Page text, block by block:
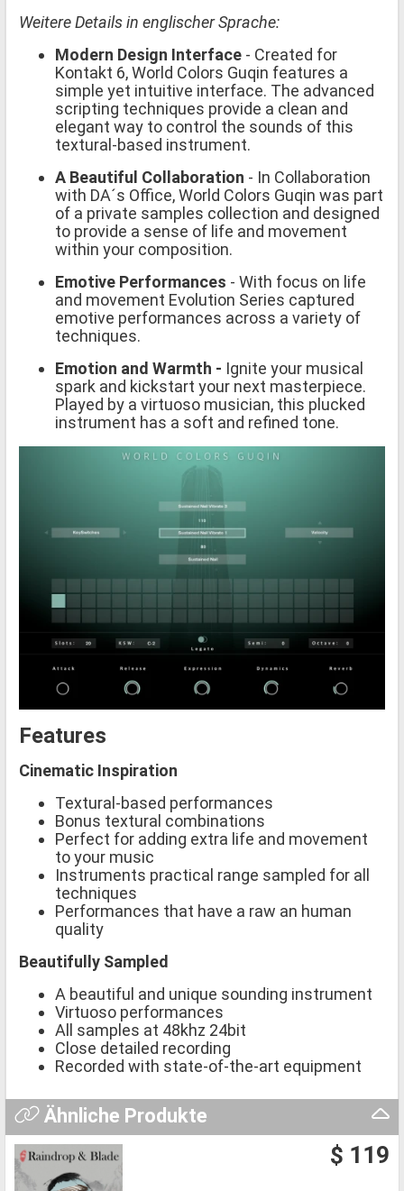
Weitere Details in englischer Sprache:
Modern Design Interface - Created for
Kontakt 6, World Colors Guqin features a
simple yet intuitive interface. The advanced
scripting techniques provide a clean and
elegant way to control the sounds of this
textural-based instrument.
A Beautiful Collaboration - In Collaboration
with DA´s Office, World Colors Guqin was part
of a private samples collection and designed
to provide a sense of life and movement
within your composition.
Emotive Performances - With focus on life
and movement Evolution Series captured
emotive performances across a variety of
techniques.
Emotion and Warmth - Ignite your musical
spark and kickstart your next masterpiece.
Played by a virtuoso musician, this plucked
instrument has a soft and refined tone.
Features
Cinematic Inspiration
Textural-based performances
Bonus textural combinations
Perfect for adding extra life and movement
to your music
Instruments practical range sampled for all
techniques
Performances that have a raw an human
quality
Beautifully Sampled
A beautiful and unique sounding instrument
Virtuoso performances
All samples at 48khz 24bit
Close detailed recording
Recorded with state-of-the-art equipment
Ähnliche Produkte
$ 119